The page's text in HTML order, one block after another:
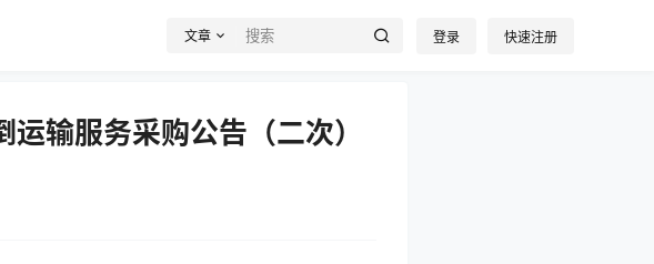
文章 登录 快速注册
输服务采购公告（二次）